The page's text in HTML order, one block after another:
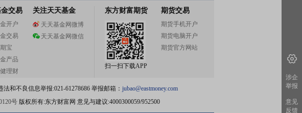
交易
开户
交易
宝
产品
理财
关注天天基金
天天基金网微博
天天基金网微信
东方财富期货
扫一扫下载APP
期货交易
期货手机开户
期货电脑开户
期货官方网站
和不良信息举报:021-61278686 举报邮箱： jubao@eastmoney.com
号版权所有:东方财富网 意见与建议:4000300059/952500
涉企
举报
意见
反馈